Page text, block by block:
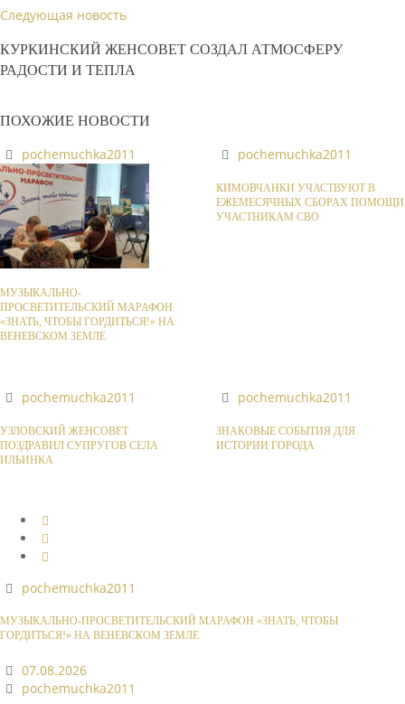
Следующая новость
КУРКИНСКИЙ ЖЕНСОВЕТ СОЗДАЛ АТМОСФЕРУ
РАДОСТИ И ТЕПЛА
ПОХОЖИЕ НОВОСТИ
pochemuchka2011
МУЗЫКАЛЬНО-
ПРОСВЕТИТЕЛЬСКИЙ МАРАФОН
«ЗНАТЬ, ЧТОБЫ ГОРДИТЬСЯ!» НА
ВЕНЕВСКОМ ЗЕМЛЕ
pochemuchka2011
КИМОВЧАНКИ УЧАСТВУЮТ В
ЕЖЕМЕСЯЧНЫХ СБОРАХ ПОМОЩИ
УЧАСТНИКАМ СВО
pochemuchka2011
УЗЛОВСКИЙ ЖЕНСОВЕТ
ПОЗДРАВИЛ СУПРУГОВ СЕЛА
ИЛЬИНКА
pochemuchka2011
ЗНАКОВЫЕ СОБЫТИЯ ДЛЯ
ИСТОРИИ ГОРОДА
pochemuchka2011
МУЗЫКАЛЬНО-ПРОСВЕТИТЕЛЬСКИЙ МАРАФОН «ЗНАТЬ, ЧТОБЫ
ГОРДИТЬСЯ!» НА ВЕНЕВСКОМ ЗЕМЛЕ
07.08.2026
pochemuchka2011